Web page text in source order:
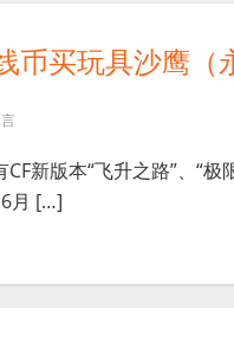
币买玩具沙鹰（
新版本“飞升之路”、“极
月 […]